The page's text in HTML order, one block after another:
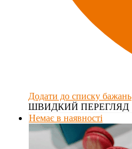
Додати до списку бажань
ШВИДКИЙ ПЕРЕГЛЯД
Немає в наявності